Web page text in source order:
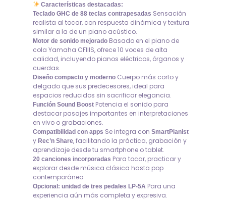
Características destacadas:
Teclado GHC de 88 teclas contrapesadas Sensación
realista al tocar, con respuesta dinámica y textura
similar a la de un piano acústico.
Motor de sonido mejorado Basado en el piano de
cola Yamaha CFIIIS, ofrece 10 voces de alta
calidad, incluyendo pianos eléctricos, órganos y
cuerdas.
Diseño compacto y moderno Cuerpo más corto y
delgado que sus predecesores, ideal para
espacios reducidos sin sacrificar elegancia.
Función Sound Boost Potencia el sonido para
destacar pasajes importantes en interpretaciones
en vivo o grabaciones.
Compatibilidad con apps Se integra con SmartPianist
y Rec’n Share, facilitando la práctica, grabación y
aprendizaje desde tu smartphone o tablet.
20 canciones incorporadas Para tocar, practicar y
explorar desde música clásica hasta pop
contemporáneo.
Opcional: unidad de tres pedales LP-5A Para una
experiencia aún más completa y expresiva.